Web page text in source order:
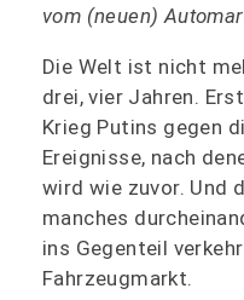
vom (neuen)
Die Welt ist nicht
drei, vier Jahren.
Krieg Putins gegen
Ereignisse, nach
wird wie zuvor. Und
manches
ins Gegenteil
Fahrzeugmarkt.